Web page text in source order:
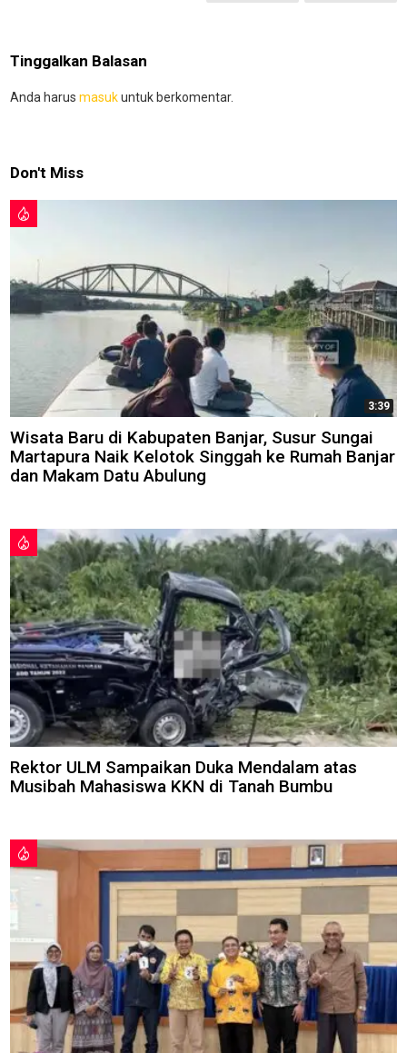
Tinggalkan Balasan
Anda harus masukuntuk berkomentar.
Don't Miss
3:39
Wisata Baru di Kabupaten Banjar, Susur Sungai
Martapura Naik Kelotok Singgah ke Rumah Banjar
dan Makam Datu Abulung
Rektor ULM Sampaikan Duka Mendalam atas
Musibah Mahasiswa KKN di Tanah Bumbu